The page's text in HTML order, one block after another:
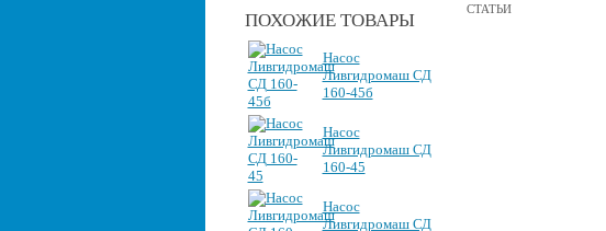
ПОХОЖИЕ ТОВАРЫ
Насос
Ливгидромаш СД
160-45б
Насос
Ливгидромаш СД
160-45
Насос
Ливгидромаш СД
СТАТЬИ